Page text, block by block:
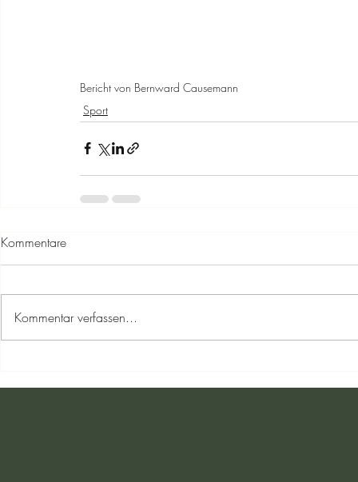
Bericht von Bernward Causemann
Sport
Kommentare
Kommentar verfassen...